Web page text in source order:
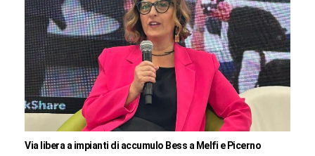
Via libera a impianti di accumulo Bess a Melfi e Picerno